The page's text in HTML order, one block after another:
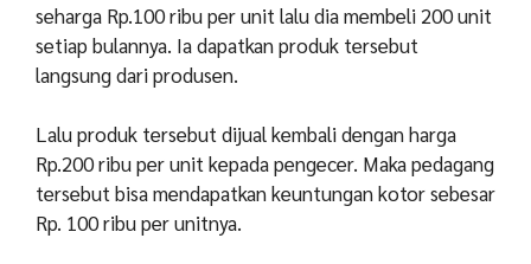
seharga Rp.100 ribu per unit lalu dia membeli 200 unit
setiap bulannya. Ia dapatkan produk tersebut
langsung dari produsen.
Lalu produk tersebut dijual kembali dengan harga
Rp.200 ribu per unit kepada pengecer. Maka pedagang
tersebut bisa mendapatkan keuntungan kotor sebesar
Rp. 100 ribu per unitnya.